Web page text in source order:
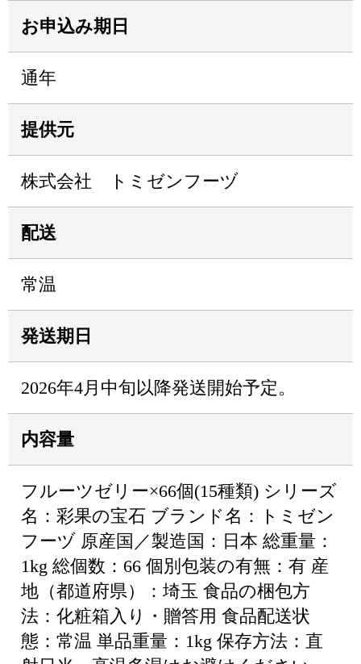
お申込み期日
通年
提供元
株式会社 トミゼンフーヅ
配送
常温
発送期日
2026年4月中旬以降発送開始予定。
内容量
フルーツゼリー×66個(15種類) シリーズ
名：彩果の宝石 ブランド名：トミゼン
フーヅ 原産国／製造国：日本 総重量：
1kg 総個数：66 個別包装の有無：有 産
地（都道府県）：埼玉 食品の梱包方
法：化粧箱入り・贈答用 食品配送状
態：常温 単品重量：1kg 保存方法：直